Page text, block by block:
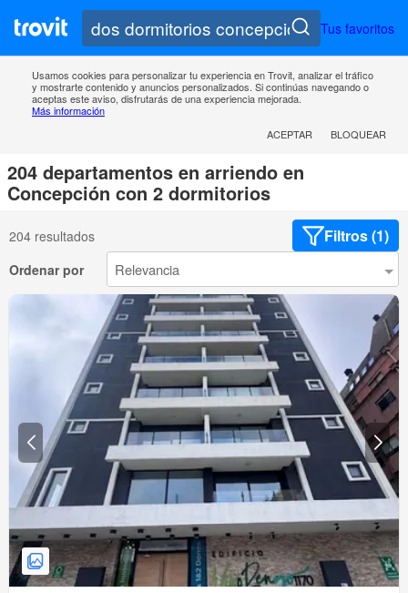
Tus favoritos
Usamos cookies para personalizar tu experiencia en Trovit, analizar el tráfico
y mostrarte contenido y anuncios personalizados. Si continúas navegando o
aceptas este aviso, disfrutarás de una experiencia mejorada.
Más información
ACEPTAR
BLOQUEAR
204 departamentos en arriendo en
Concepción con 2 dormitorios
204 resultados Filtros (1)
Ordenar por